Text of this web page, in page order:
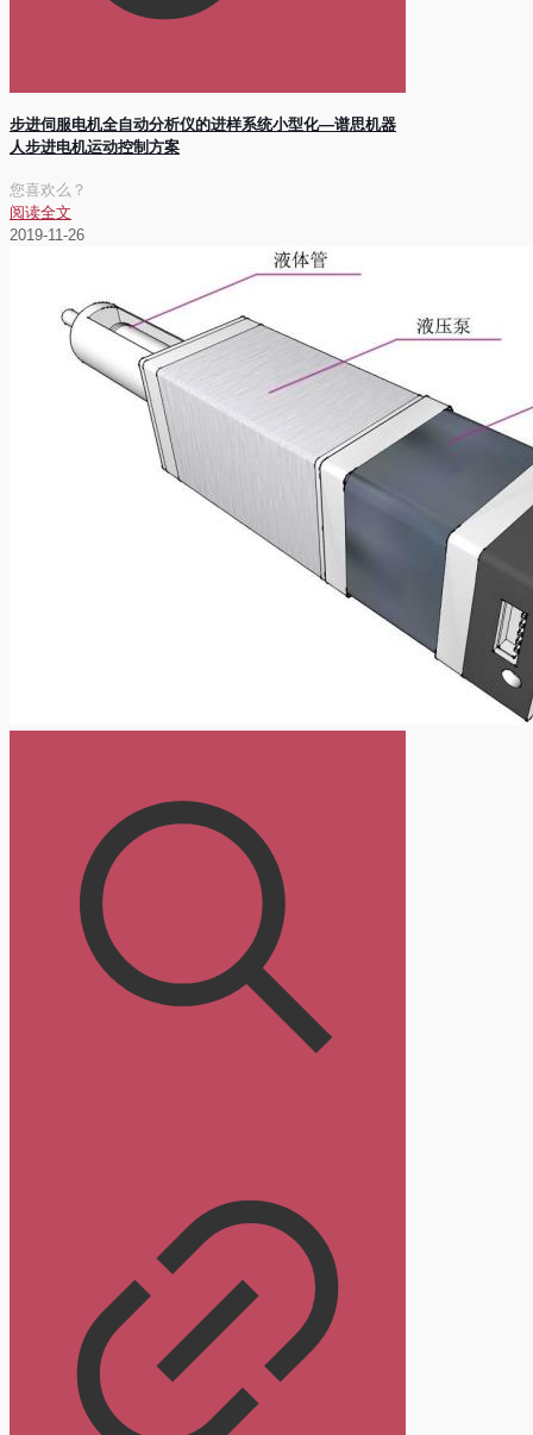
步进伺服电机全自动分析仪的进样系统小型化—谱思机器
人步进电机运动控制方案
您喜欢么？
阅读全文
2019-11-26